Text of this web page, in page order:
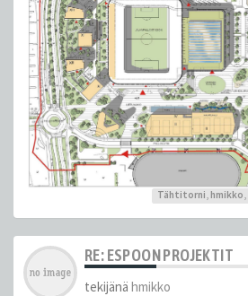
Tähtitorni, hmikko,
RE: ESPOON PROJEKTIT
tekijänä hmikko